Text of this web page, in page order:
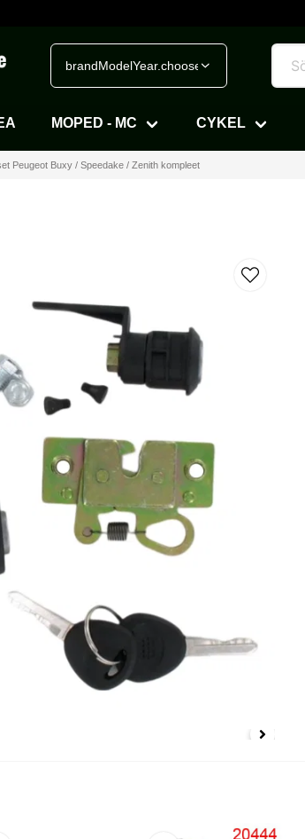
brandModelYear.chooseVehicle
MOPED - MC CYKEL
Peugeot Buxy / Speedake / Zenith kompleet